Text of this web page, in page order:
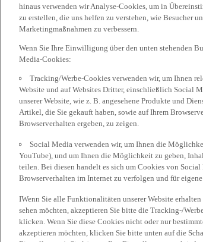
hinaus verwenden wir Analyse-Cookies, um in
zu erstellen, die uns helfen zu verstehen, wie Besucher
Marketingmaßnahmen zu verbessern.
Wenn Sie Ihre Einwilligung über den unten stehenden
Media-Cookies:
Tracking/Werbe-Cookies verwenden wir, um Ihnen
Website und auf Websites Dritter, einschließlich Social
unserer Website, wie z. B. angesehene Produkte und
Artikel, die Sie gekauft haben, sowie auf Ihrem
Browserverhalten ergeben, zu zeigen.
Social Media verwenden wir, um Ihnen die
YouTube), und um Ihnen die Möglichkeit zu geben,
teilen. Bei diesen handelt es sich um Cookies von
Browserverhalten im Internet zu verfolgen und für
IWenn Sie alle Funktionalitäten unserer Website
sehen möchten, akzeptieren Sie bitte die Tracking-/
klicken. Wenn Sie diese Cookies nicht oder nur
akzeptieren möchten, klicken Sie bitte unten auf die